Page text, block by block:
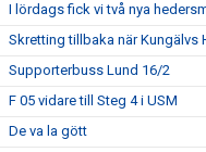
I lördags fick vi två nya
Skretting tillbaka när Kungälvs
Supporterbuss Lund 16/2
F 05 vidare till Steg 4 i USM
De va la gött